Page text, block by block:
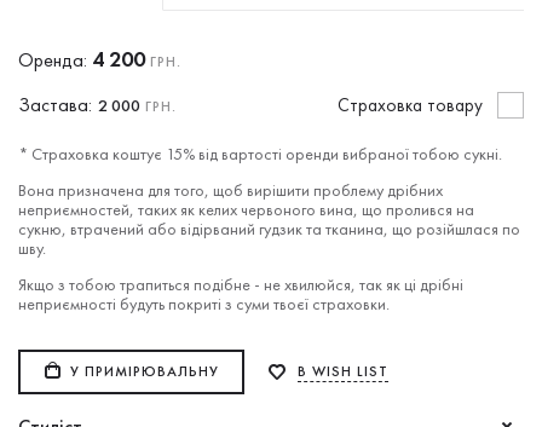
Оренда: 4 200ГРН.
Застава: 2 000 ГРН. Cтраховка товару
* Страховка коштує 15% від вартості оренди вибраної тобою сукні.
Вона призначена для того, щоб вирішити проблему дрібних
неприємностей, таких як келих червоного вина, що пролився на
сукню, втрачений або відірваний гудзик та тканина, що розійшлася по
шву.
Якщо з тобою трапиться подібне - не хвилюйся, так як ці дрібні
неприємності будуть покриті з суми твоєї страховки.
У ПРИМІРЮВАЛЬНУ В WISH LIST